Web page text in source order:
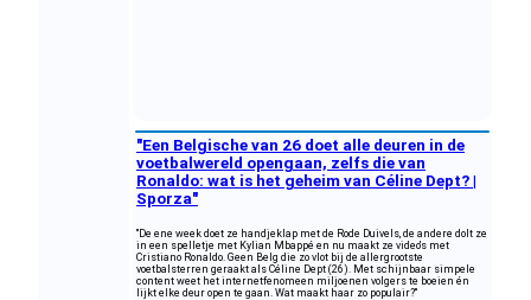
"Een Belgische van 26 doet alle deuren in de
voetbalwereld opengaan, zelfs die van
Ronaldo: wat is het geheim van Céline Dept? |
Sporza"
"De ene week doet ze handjeklap met de Rode Duivels, de andere dolt ze
in een spelletje met Kylian Mbappé en nu maakt ze video's met
Cristiano Ronaldo. Geen Belg die zo vlot bij de allergrootste
voetbalsterren geraakt als Céline Dept (26). Met schijnbaar simpele
content weet het internetfenomeen miljoenen volgers te boeien én
lijkt elke deur open te gaan. Wat maakt haar zo populair?"